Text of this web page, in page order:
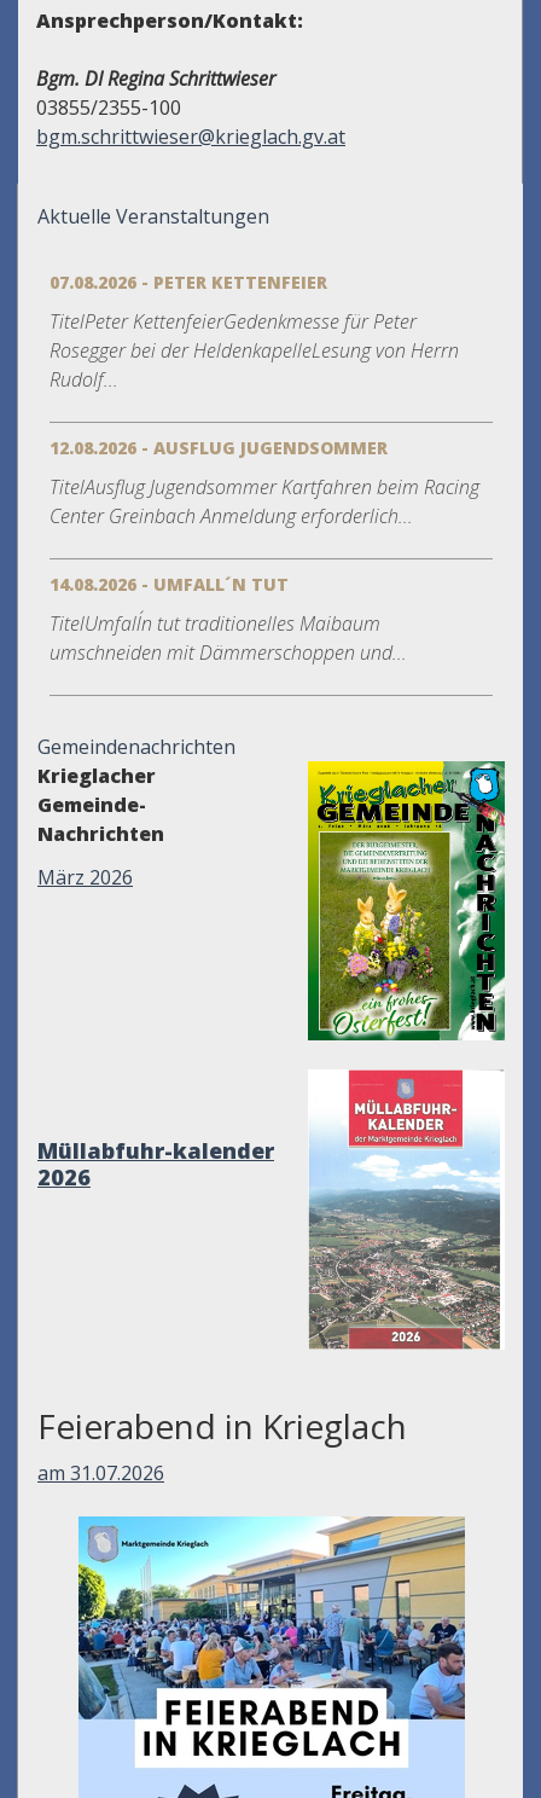
Ansprechperson/Kontakt:
Bgm. DI Regina Schrittwieser
03855/2355-100
bgm.schrittwieser@krieglach.gv.at
Aktuelle Veranstaltungen
07.08.2026 - PETER KETTENFEIER
TitelPeter KettenfeierGedenkmesse für Peter
Rosegger bei der HeldenkapelleLesung von Herrn
Rudolf...
12.08.2026 - AUSFLUG JUGENDSOMMER
TitelAusflug Jugendsommer Kartfahren beim Racing
Center Greinbach Anmeldung erforderlich...
14.08.2026 - UMFALL´N TUT
TitelUmfall´n tut traditionelles Maibaum
umschneiden mit Dämmerschoppen und...
Gemeindenachrichten
Krieglacher
Gemeinde-
Nachrichten
März 2026
Müllabfuhr-kalender
2026
Feierabend in Krieglach
am 31.07.2026